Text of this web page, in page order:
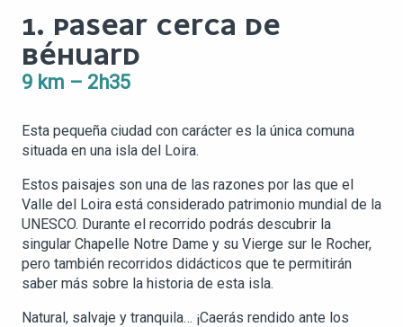
1. PASEAR CERCA DE
BÉHUARD
9 km – 2h35
Esta pequeña ciudad con carácter es la única comuna
situada en una isla del Loira.
Estos paisajes son una de las razones por las que el
Valle del Loira está considerado patrimonio mundial de la
UNESCO. Durante el recorrido podrás descubrir la
singular Chapelle Notre Dame y su Vierge sur le Rocher,
pero también recorridos didácticos que te permitirán
saber más sobre la historia de esta isla.
Natural, salvaje y tranquila… ¡Caerás rendido ante los